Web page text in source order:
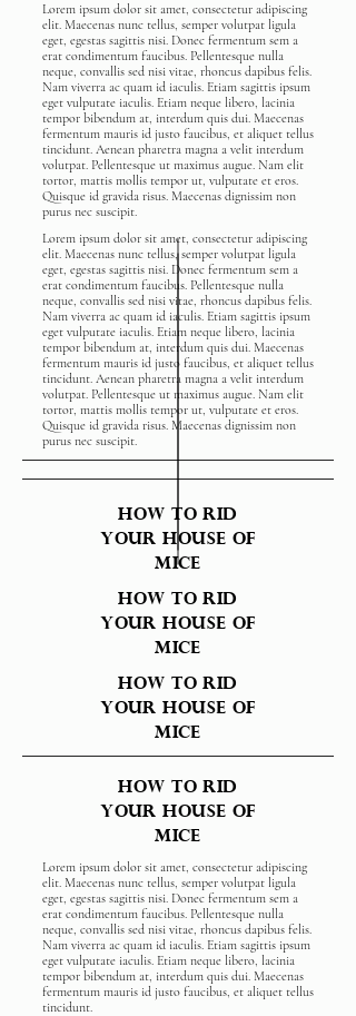
Lorem ipsum dolor sit amet, consectetur adipiscing
elit. Maecenas nunc tellus, semper volutpat ligula
eget, egestas sagittis nisi. Donec fermentum sem a
erat condimentum faucibus. Pellentesque nulla
neque, convallis sed nisi vitae, rhoncus dapibus felis.
Nam viverra ac quam id iaculis. Etiam sagittis ipsum
eget vulputate iaculis. Etiam neque libero, lacinia
tempor bibendum at, interdum quis dui. Maecenas
fermentum mauris id justo faucibus, et aliquet tellus
tincidunt. Aenean pharetra magna a velit interdum
volutpat. Pellentesque ut maximus augue. Nam elit
tortor, mattis mollis tempor ut, vulputate et eros.
Quisque id gravida risus. Maecenas dignissim non
purus nec suscipit.
Lorem ipsum dolor sit amet, consectetur adipiscing
elit. Maecenas nunc tellus, semper volutpat ligula
eget, egestas sagittis nisi. Donec fermentum sem a
erat condimentum faucibus. Pellentesque nulla
neque, convallis sed nisi vitae, rhoncus dapibus felis.
Nam viverra ac quam id iaculis. Etiam sagittis ipsum
eget vulputate iaculis. Etiam neque libero, lacinia
tempor bibendum at, interdum quis dui. Maecenas
fermentum mauris id justo faucibus, et aliquet tellus
tincidunt. Aenean pharetra magna a velit interdum
volutpat. Pellentesque ut maximus augue. Nam elit
tortor, mattis mollis tempor ut, vulputate et eros.
Quisque id gravida risus. Maecenas dignissim non
purus nec suscipit.
How to rid
your house of
mice
How to rid
your house of
mice
How to rid
your house of
mice
How to rid
your house of
mice
Lorem ipsum dolor sit amet, consectetur adipiscing
elit. Maecenas nunc tellus, semper volutpat ligula
eget, egestas sagittis nisi. Donec fermentum sem a
erat condimentum faucibus. Pellentesque nulla
neque, convallis sed nisi vitae, rhoncus dapibus felis.
Nam viverra ac quam id iaculis. Etiam sagittis ipsum
eget vulputate iaculis. Etiam neque libero, lacinia
tempor bibendum at, interdum quis dui. Maecenas
fermentum mauris id justo faucibus, et aliquet tellus
tincidunt.